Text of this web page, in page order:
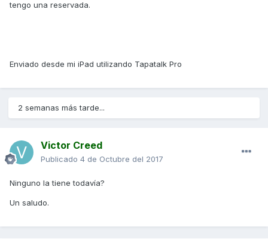
tengo una reservada.
Enviado desde mi iPad utilizando Tapatalk Pro
2 semanas más tarde...
Victor Creed
Publicado 4 de Octubre del 2017
Ninguno la tiene todavía?
Un saludo.